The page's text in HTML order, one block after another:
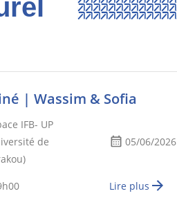
| Wassim & Sofia
IFB- UP
de
05/06/2026
Lire plus